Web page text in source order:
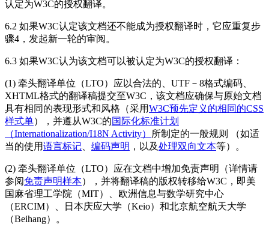
认定为W3C的授权翻译。
6.2 如果W3C认定该文档还不能成为授权翻译时，它应重复步
骤4，发起新一轮的审阅。
6.3 如果W3C认为该文档可以被认定为W3C的授权翻译：
(1) 牵头翻译单位（LTO）应以合法的、UTF－8格式编码、
XHTML格式的翻译稿提交至W3C，该文档应确保与原始文档
具有相同的表现形式和风格（采用W3C预先定义的相同的CSS
样式单），并遵从W3C的国际化标准计划
（Internationalization/I18N Activity）
所制定的一般规则 （如适
当的使用语言标记 编码声明 ，以及处理双向文本等）。
(2) 牵头翻译单位（LTO）应在文档中增加免责声明（详情请
参阅免责声明样本），并将翻译稿的版权转移给W3C，即美
国麻省理工学院（MIT）、欧洲信息与数学研究中心
（ERCIM）、日本庆应大学（Keio）和北京航空航天大学
（Beihang）。